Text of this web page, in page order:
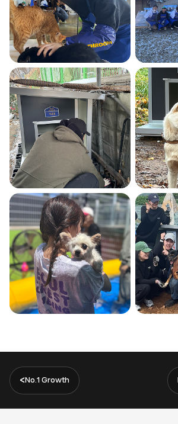
< No.1 Growth